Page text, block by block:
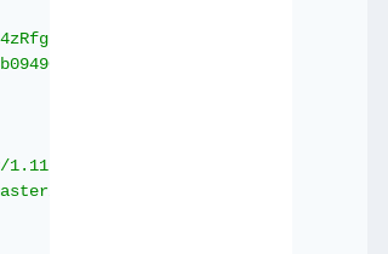
jquery.min.js"
vboxyoutube.js"